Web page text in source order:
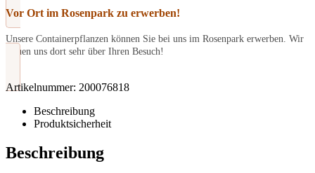
Vor Ort im Rosenpark zu erwerben!
Unsere Containerpflanzen können Sie bei uns im Rosenpark erwerben. Wir
freuen uns dort sehr über Ihren Besuch!
Artikelnummer: 200076818
Beschreibung
Produktsicherheit
Beschreibung